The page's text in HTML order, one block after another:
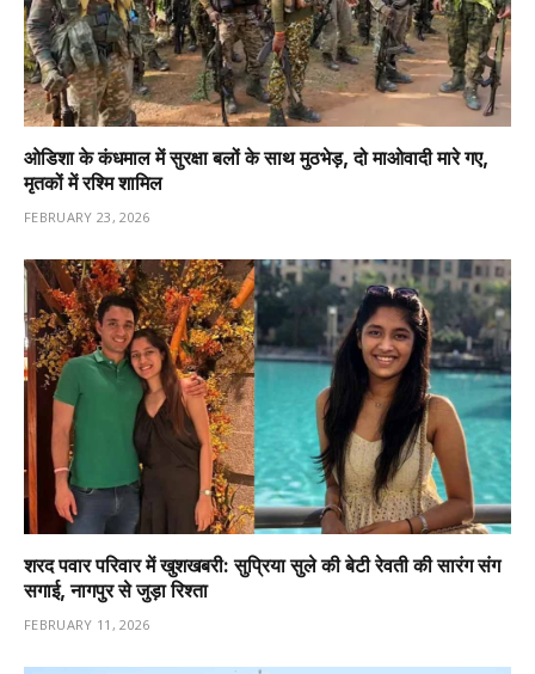
ओडिशा के कंधमाल में सुरक्षा बलों के साथ मुठभेड़, दो माओवादी मारे गए,
मृतकों में रश्मि शामिल
FEBRUARY 23, 2026
शरद पवार परिवार में खुशखबरी: सुप्रिया सुले की बेटी रेवती की सारंग संग
सगाई, नागपुर से जुड़ा रिश्ता
FEBRUARY 11, 2026